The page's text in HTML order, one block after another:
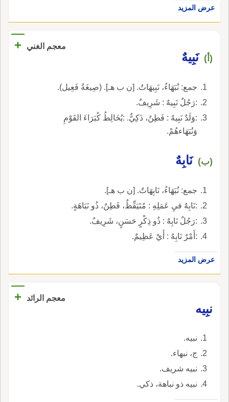
عرض المزيد
معجم الغني +
(أ) نَبِيهٌ
جمع: نُبَهَاءُ، نَبِيهَاتٌ. [ن ب هـ]. (صِيغَةُ فَعِيل).
:رَجُلٌ نَبِيهٌ : شَرِيفٌ.
:وَلَدٌ نَبِيهٌ : فَطِنٌ، ذَكِيٌّ. :يُخَالِطُ كُبَرَاءَ القَوْمِ
وَنُبَهَاءهُمْ.
(ب) نَابِهٌ
جمع: نُبَهَاءُ، نَابِهَاتٌ. [ن ب هـ].
:نَابِهٌ فيِ عَمَلِهِ : مُتَيَقِّظٌ، فَطِنٌ، ذُو نَبَاهَةٍ.
:رَجُلٌ نَابِهٌ : ذُو ذِكْرٍ حَسَنٍ، شَرِيفٌ.
:أَمْرٌ نَابِهٌ : أَيْ عَظِيمٌ.
عرض المزيد
معجم الرائد
+
نبِيه
نبيه.
ج، نبهاء.
نبيه شريف.
نبيه ذو نباهة، ذكي.